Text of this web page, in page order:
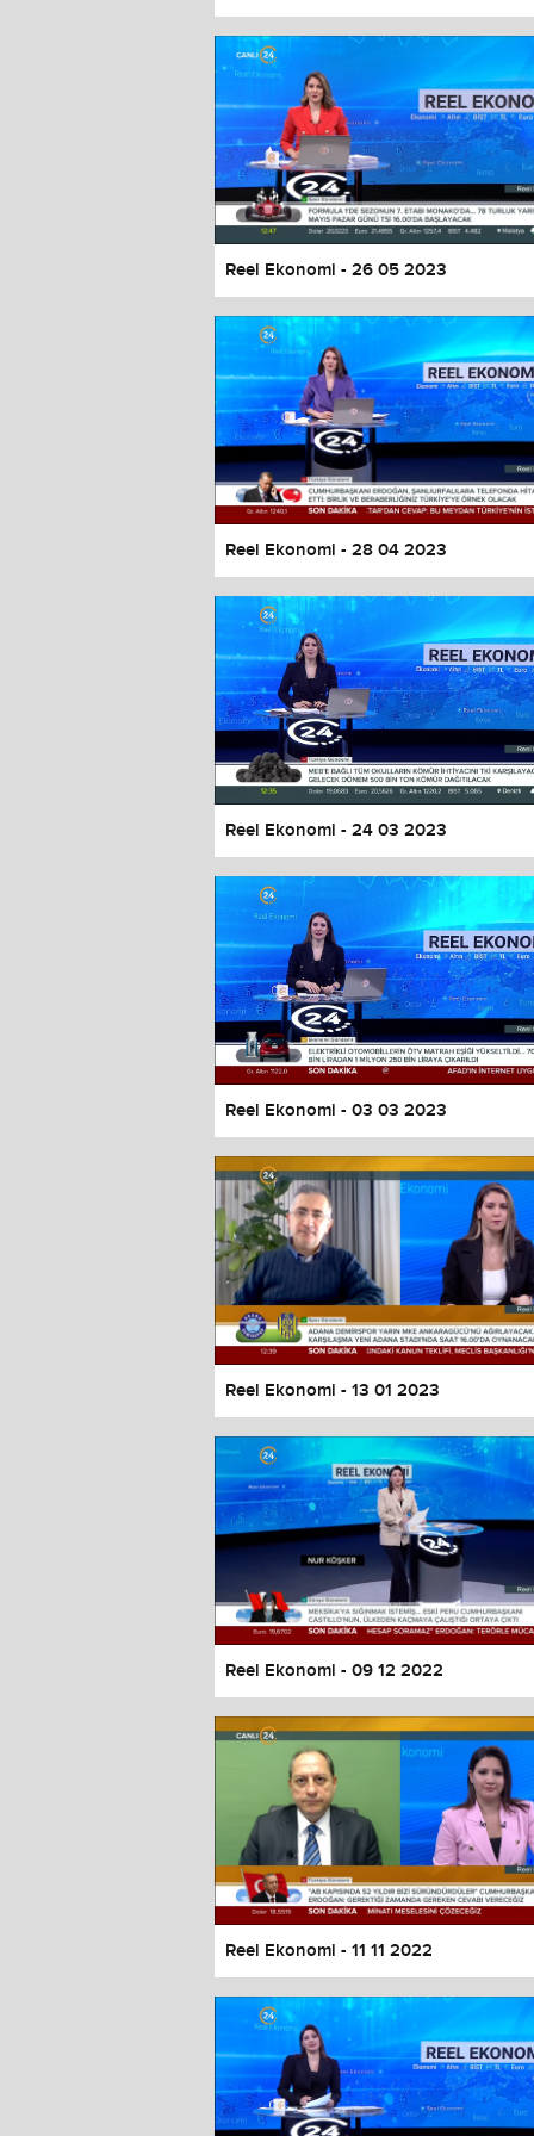
Window
Color
Transparency
Font Size
Text Edge Style
Font Family
Resetrestore all settings to the default
Close Modal Dialog
End of dialog window.
Reel Ekonomi - 26 05 2023
Reel Ekonomi - 28 04 2023
Reel Ekonomi - 24 03 2023
Reel Ekonomi - 03 03 2023
Reel Ekonomi - 13 01 2023
Reel Ekonomi - 09 12 2022
Reel Ekonomi - 11 11 2022